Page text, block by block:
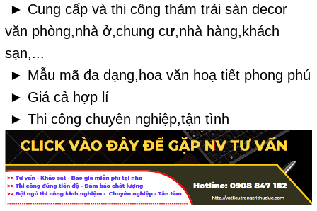
► Cung cấp và thi công thảm trải sàn decor
văn phòng,nhà ở,chung cư,nhà hàng,khách
sạn,...
► Mẫu mã đa dạng,hoa văn hoạ tiết phong phú
► Giá cả hợp lí
► Thi công chuyên nghiệp,tận tình